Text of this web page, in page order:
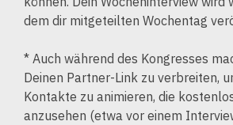
dem dir mitgeteilten Wochentag
* Auch während des Kongresses
Deinen Partner-Link zu verbreiten,
Kontakte zu animieren, die
anzusehen (etwa vor einem